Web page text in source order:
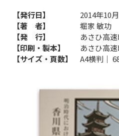
【発行日】
2014年10月
【著 者】
堀家 敏功
【発 行】
あさひ高速
【印刷・製本】
あさひ高速
【サイズ・頁数】
A4横判｜